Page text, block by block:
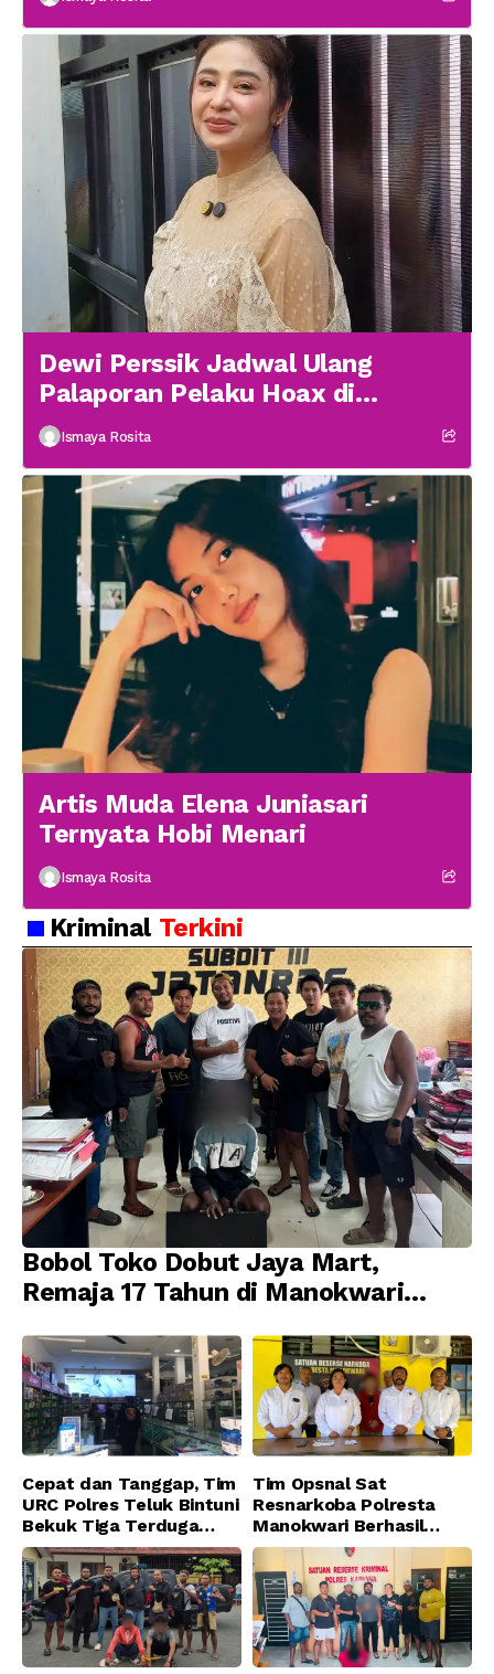
Dewi Perssik Jadwal Ulang
Palaporan Pelaku Hoax di
Medsos
Ismaya Rosita
Artis Muda Elena Juniasari
Ternyata Hobi Menari
Ismaya Rosita
Kriminal Terkini
Bobol Toko Dobut Jaya Mart,
Remaja 17 Tahun di Manokwari
Jatanras Polda Papua Barat
Cepat dan Tanggap, Tim
URC Polres Teluk Bintuni
Bekuk Tiga Terduga
Pelaku Pencurian di SMA
Sanawesen
Tim Opsnal Sat
Resnarkoba Polresta
Manokwari Berhasil
Ungkap Kasus Tindak
Pidana Narkotika
Golongan I Jenis Shabu
di SP 4 Distrik Prafi kab.
Manokwari